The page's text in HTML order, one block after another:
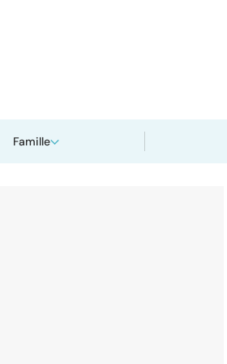
Famille